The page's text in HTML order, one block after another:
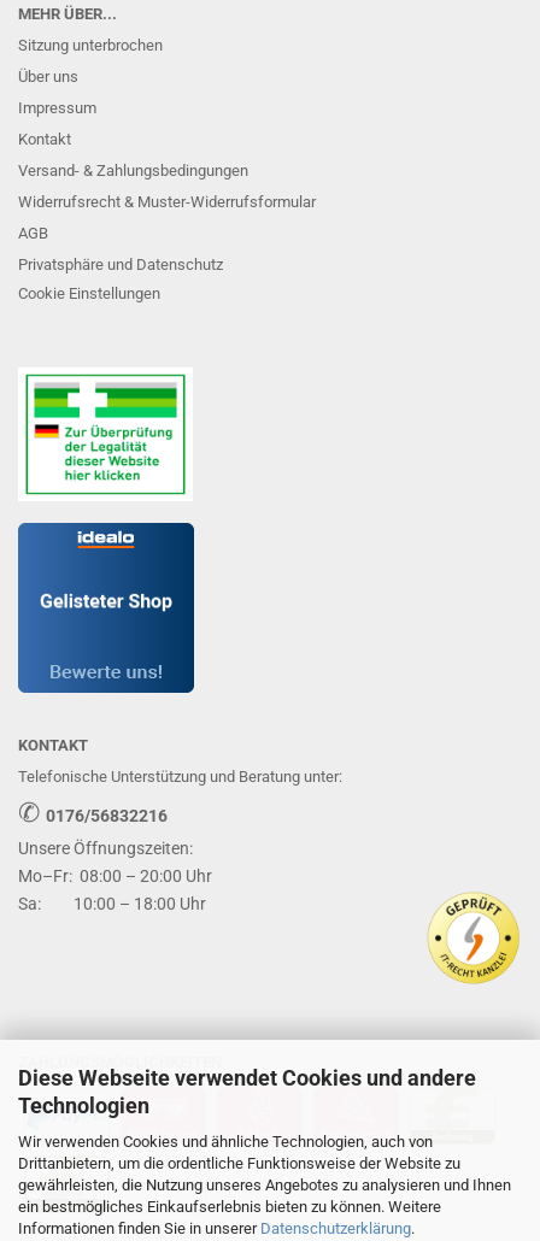
Diese Webseite verwendet Cookies und andere
Technologien
Wir verwenden Cookies und ähnliche Technologien, auch von
Drittanbietern, um die ordentliche Funktionsweise der Website zu
gewährleisten, die Nutzung unseres Angebotes zu analysieren und Ihnen
ein bestmögliches Einkaufserlebnis bieten zu können. Weitere
Informationen finden Sie in unserer Datenschutzerklärung.
MEHR ÜBER...
Sitzung unterbrochen
Über uns
Impressum
Kontakt
Versand- & Zahlungsbedingungen
Widerrufsrecht & Muster-Widerrufsformular
AGB
Privatsphäre und Datenschutz
Cookie Einstellungen
KONTAKT
Telefonische Unterstützung und Beratung unter:
✆ 0176/56832216
Unsere Öffnungszeiten:
Mo–Fr: 08:00 – 20:00 Uhr
Sa: 10:00 – 18:00 Uhr